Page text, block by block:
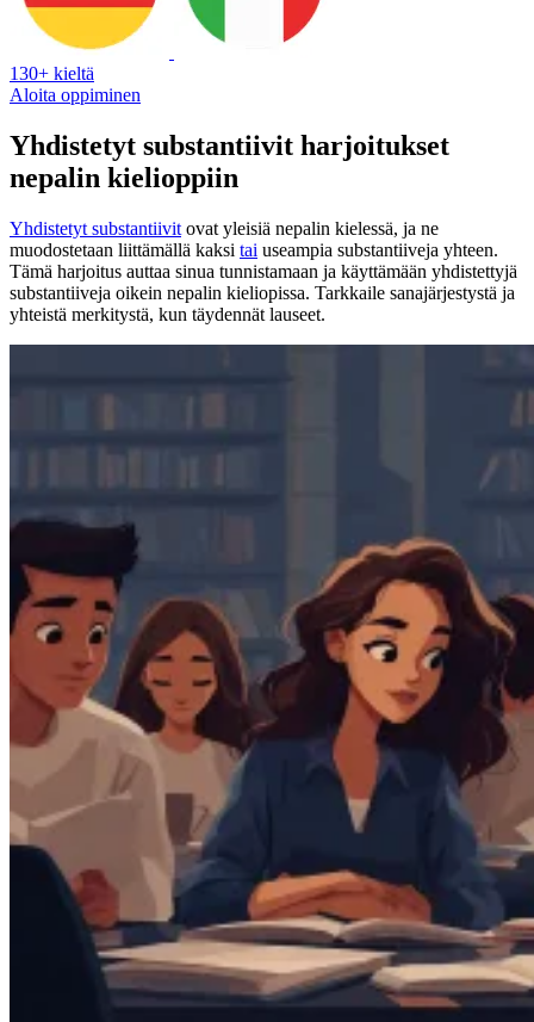
130+ kieltä
Aloita oppiminen
Yhdistetyt substantiivit harjoitukset
nepalin kielioppiin
Yhdistetyt substantiivit ovat yleisiä nepalin kielessä, ja ne
muodostetaan liittämällä kaksi tai useampia substantiiveja yhteen.
Tämä harjoitus auttaa sinua tunnistamaan ja käyttämään yhdistettyjä
substantiiveja oikein nepalin kieliopissa. Tarkkaile sanajärjestystä ja
yhteistä merkitystä, kun täydennät lauseet.